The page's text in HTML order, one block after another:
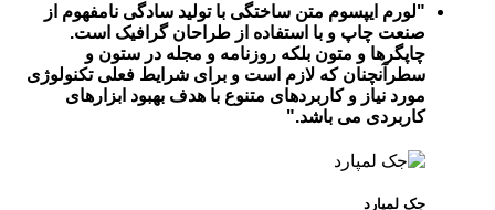
لورم ایپسوم متن ساختگی با تولید سادگی نامفهوم از
صنعت چاپ و با استفاده از طراحان گرافیک است.
چاپگرها و متون بلکه روزنامه و مجله در ستون و
سطرآنچنان که لازم است و برای شرایط فعلی تکنولوژی
مورد نیاز و کاربردهای متنوع با هدف بهبود ابزارهای
کاربردی می باشد.
جک لمپارد